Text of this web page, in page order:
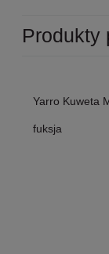
Produkty
Yarro Kuweta
fuksja